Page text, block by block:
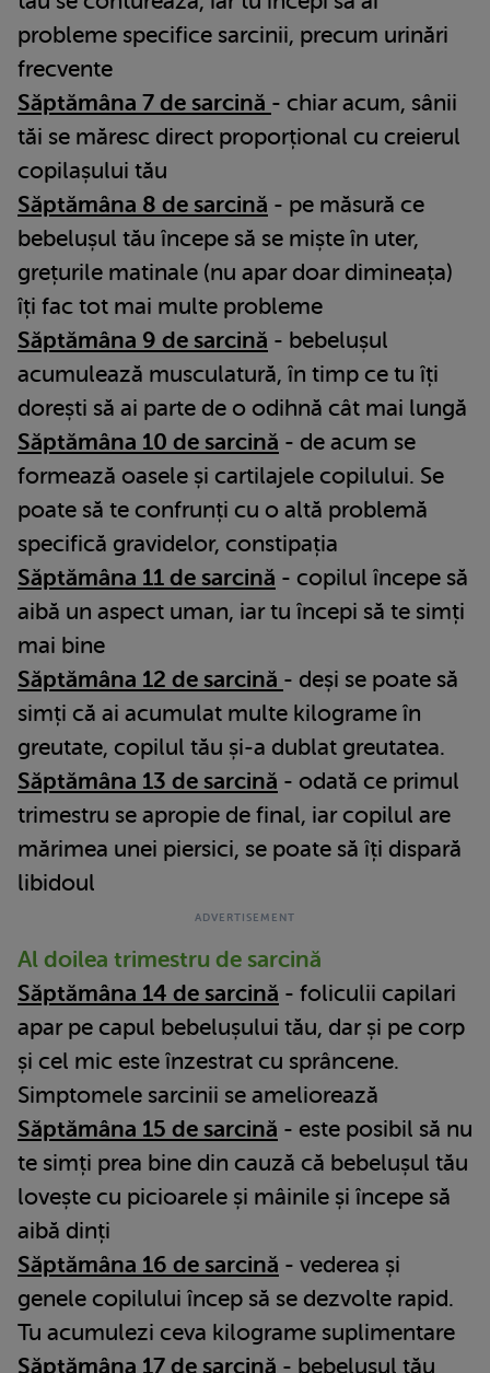
probleme specifice sarcinii, precum urinări
frecvente
Săptămâna 7 de sarcină - chiar acum, sânii
tăi se măresc direct proporțional cu creierul
copilașului tău
Săptămâna 8 de sarcină - pe măsură ce
bebelușul tău începe să se miște în uter,
grețurile matinale (nu apar doar dimineața)
îți fac tot mai multe probleme
Săptămâna 9 de sarcină - bebelușul
acumulează musculatură, în timp ce tu îți
dorești să ai parte de o odihnă cât mai lungă
Săptămâna 10 de sarcină - de acum se
formează oasele și cartilajele copilului. Se
poate să te confrunți cu o altă problemă
specifică gravidelor, constipația
Săptămâna 11 de sarcină - copilul începe să
aibă un aspect uman, iar tu începi să te simți
mai bine
Săptămâna 12 de sarcină - deși se poate să
simți că ai acumulat multe kilograme în
greutate, copilul tău și-a dublat greutatea.
Săptămâna 13 de sarcină - odată ce primul
trimestru se apropie de final, iar copilul are
mărimea unei piersici, se poate să îți dispară
libidoul
Al doilea trimestru de sarcină
Săptămâna 14 de sarcină - foliculii capilari
apar pe capul bebelușului tău, dar și pe corp
și cel mic este înzestrat cu sprâncene.
Simptomele sarcinii se ameliorează
Săptămâna 15 de sarcină - este posibil să nu
te simți prea bine din cauză că bebelușul tău
lovește cu picioarele și mâinile și începe să
aibă dinți
Săptămâna 16 de sarcină - vederea și
genele copilului încep să se dezvolte rapid.
Tu acumulezi ceva kilograme suplimentare
Săptămâna 17 de sarcină - bebelușul tău